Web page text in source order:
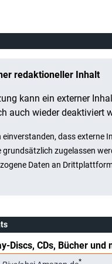
Discs, CDs, Bücher und
*